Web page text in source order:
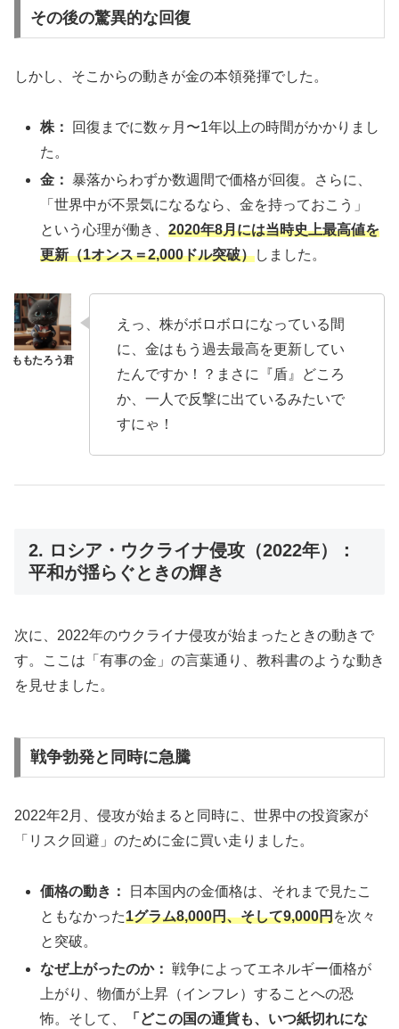
その後の驚異的な回復
しかし、そこからの動きが金の本領発揮でした。
株：
回復までに数ヶ月〜1年以上の時間がかかりまし
た。
金： 暴落からわずか数週間で価格が回復。さらに、
「世界中が不景気になるなら、金を持っておこう」
という心理が働き、2020年8月には当時史上最高値を
更新（1オンス＝2,000ドル突破）しました。
えっ、株がボロボロになっている間
に、金はもう過去最高を更新してい
たんですか！？まさに『盾』どころ
か、一人で反撃に出ているみたいで
すにゃ！
2. ロシア・ウクライナ侵攻（2022年）：
平和が揺らぐときの輝き
次に、2022年のウクライナ侵攻が始まったときの動きで
す。ここは「有事の金」の言葉通り、教科書のような動き
を見せました。
戦争勃発と同時に急騰
2022年2月、侵攻が始まると同時に、世界中の投資家が
「リスク回避」のために金に買い走りました。
価格の動き：
日本国内の金価格は、それまで見たこ
ともなかった1グラム8,000円、そして9,000円を次々
と突破。
なぜ上がったのか： 戦争によってエネルギー価格が
上がり、物価が上昇（インフレ）することへの恐
怖。そして、
「どこの国の通貨も、いつ紙切れにな